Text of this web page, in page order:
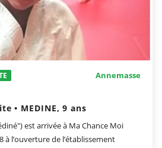
Annemasse
• MEDINE, 9 ans
est arrivée à Ma Chance Moi
à l’ouverture de l’établissement